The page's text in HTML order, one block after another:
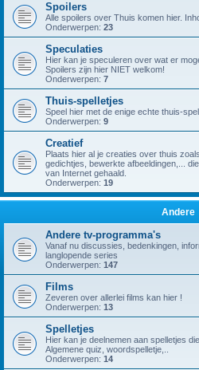
Spoilers
Alle spoilers over Thuis komen hier.
Onderwerpen: 23
Speculaties
Hier kan je speculeren over wat er
Spoilers zijn hier NIET welkom!
Onderwerpen: 7
Thuis-spelletjes
Speel hier met de enige echte thuis-
Onderwerpen: 9
Creatief
Plaats hier al je creaties over thuis
gedichtjes, bewerkte afbeeldingen,...
van Internet gehaald.
Onderwerpen: 19
Andere
Andere tv-programma's
Vanaf nu discussies, bedenkingen,
langlopende series
Onderwerpen: 147
Films
Zeveren over allerlei films kan hier !
Onderwerpen: 13
Spelletjes
Hier kan je deelnemen aan spelletjes
Algemene quiz, woordspelletje,..
Onderwerpen: 14